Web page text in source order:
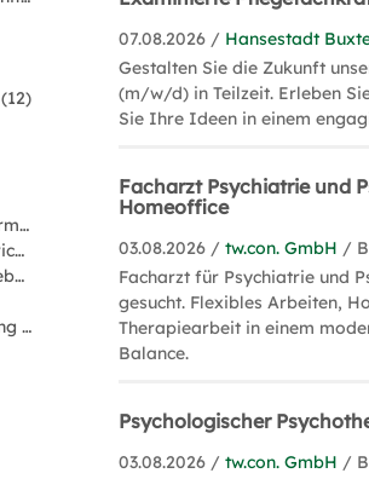
weitere Jobs in der Medizin/Pharmabranche (5)
Verwaltung in medizinischen Einrichtungen (3)
Pharmaberater, Medizinprodukteberater (2)
Stations- und Wohnbereichsleitung (1)
07.08.2026 / Hansestadt
Gestalten Sie die Zukunft
(m/w/d) in Teilzeit. Erleben
Sie Ihre Ideen in einem
Facharzt Psychiatrie und
Homeoffice
03.08.2026 /tw.con. GmbH /
Facharzt für Psychiatrie und
gesucht. Flexibles Arbeiten,
Therapiearbeit in einem
Balance.
Psychologischer
03.08.2026 /tw.con. GmbH /